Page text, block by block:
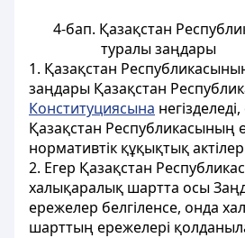
4-бап. Қазақстан
туралы заңдары
1. Қазақстан
заңдары Қазақстан
Конституциясына
Қазақстан Республикасының
нормативтiк құқықтық
2. Егер Қазақстан
халықаралық шартта осы
ережелер белгiленсе, онда
шарттың ережелерi